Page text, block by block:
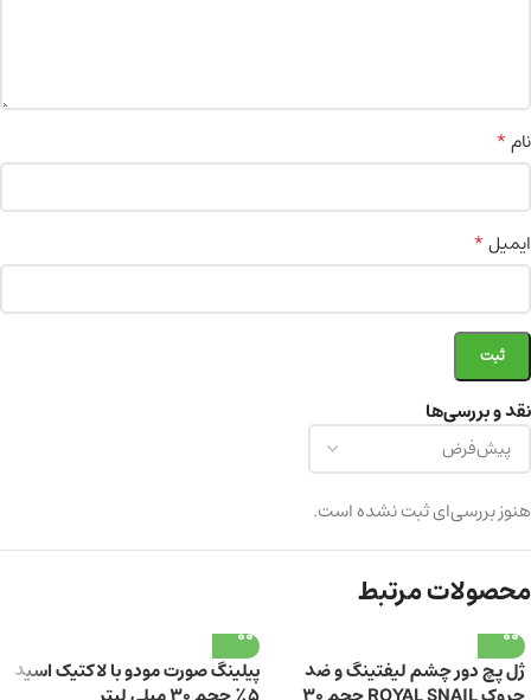
نقد و بررسی‌ها
هنوز بررسی‌ای ثبت نشده است.
نام*
ایمیل*
محصولات مرتبط
ژل پچ دور چشم لیفتینگ و ضد پیلینگ صورت مودو با لاکتیک اسید